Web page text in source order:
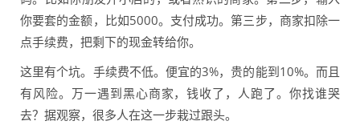
你要套的金额，比如5000。支付成功。第三步，商家扣除一
点手续费，把剩下的现金转给你。
这里有个坑。手续费不低。便宜的3%，贵的能到10%。而且
有风险。万一遇到黑心商家，钱收了，人跑了。你找谁哭
去？据观察，很多人在这一步栽过跟头。